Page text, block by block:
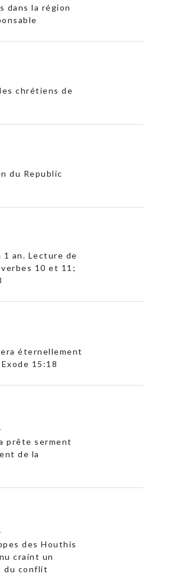
dans la région
chrétiens de
du Republic
1 an. Lecture de
10 et 11;
éternellement
15:18
prête serment
de la
des Houthis
craint un
du conflit